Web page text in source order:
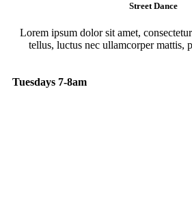
Street Dance
Lorem ipsum dolor sit amet,
tellus, luctus nec ullamcorper mattis,
Tuesdays 7-8am